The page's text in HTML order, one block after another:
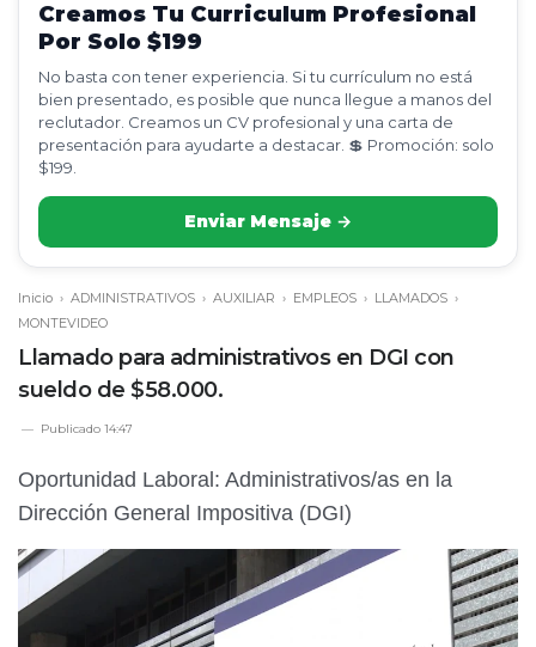
Creamos Tu Curriculum Profesional
Por Solo $199
No basta con tener experiencia. Si tu currículum no está
bien presentado, es posible que nunca llegue a manos del
reclutador. Creamos un CV profesional y una carta de
presentación para ayudarte a destacar. 💲 Promoción: solo
$199.
Enviar Mensaje →
Inicio › ADMINISTRATIVOS › AUXILIAR › EMPLEOS › LLAMADOS ›
MONTEVIDEO
Llamado para administrativos en DGI con
sueldo de $58.000.
Publicado 14:47
Oportunidad Laboral: Administrativos/as en la
Dirección General Impositiva (DGI)